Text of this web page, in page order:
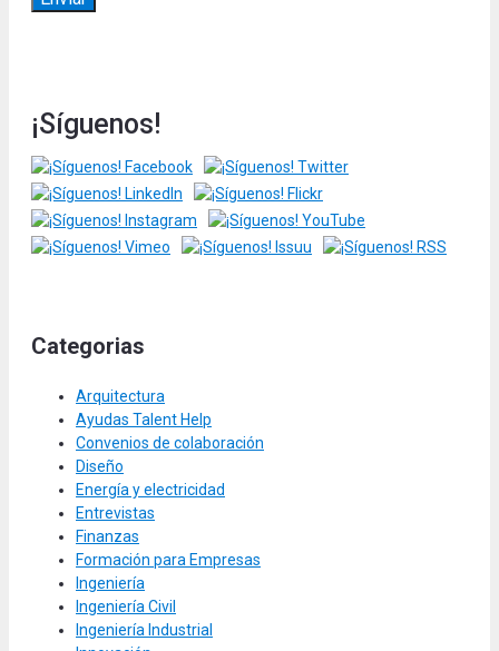
¡Síguenos!
Categorias
Arquitectura
Ayudas Talent Help
Convenios de colaboración
Diseño
Energía y electricidad
Entrevistas
Finanzas
Formación para Empresas
Ingeniería
Ingeniería Civil
Ingeniería Industrial